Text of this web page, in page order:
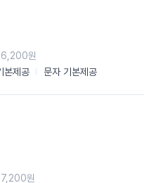
본제공 문자 기본제공
원
원